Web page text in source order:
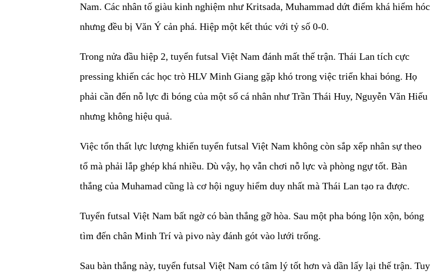
Nam. Các nhân tố giàu kinh nghiệm như Kritsada, Muhammad dứt điểm khá hiểm hóc
nhưng đều bị Văn Ý cản phá. Hiệp một kết thúc với tỷ số 0-0.
Trong nửa đầu hiệp 2, tuyển futsal Việt Nam đánh mất thế trận. Thái Lan tích cực
pressing khiến các học trò HLV Minh Giang gặp khó trong việc triển khai bóng. Họ
phải cần đến nỗ lực đi bóng của một số cá nhân như Trần Thái Huy, Nguyễn Văn Hiếu
nhưng không hiệu quả.
Việc tổn thất lực lượng khiến tuyển futsal Việt Nam không còn sắp xếp nhân sự theo
tổ mà phải lắp ghép khá nhiều. Dù vậy, họ vẫn chơi nỗ lực và phòng ngự tốt. Bàn
thắng của Muhamad cũng là cơ hội nguy hiểm duy nhất mà Thái Lan tạo ra được.
Tuyển futsal Việt Nam bất ngờ có bàn thắng gỡ hòa. Sau một pha bóng lộn xộn, bóng
tìm đến chân Minh Trí và pivo này đánh gót vào lưới trống.
Sau bàn thắng này, tuyển futsal Việt Nam có tâm lý tốt hơn và dần lấy lại thế trận. Tuy